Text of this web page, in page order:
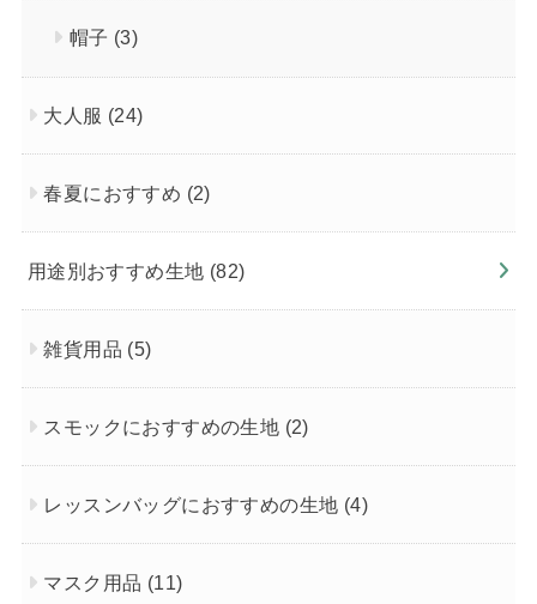
帽子 (3)
大人服 (24)
春夏におすすめ (2)
用途別おすすめ生地 (82)
雑貨用品 (5)
スモックにおすすめの生地 (2)
レッスンバッグにおすすめの生地 (4)
マスク用品 (11)